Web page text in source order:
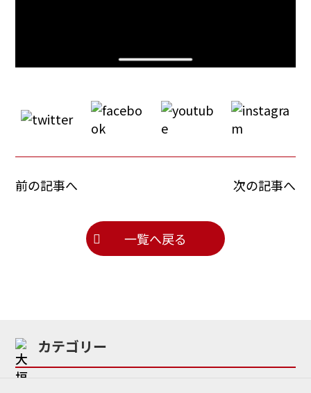
前の記事へ
一覧へ戻る
次の記事へ
カテゴリー